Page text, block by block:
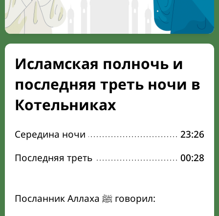
Исламская полночь и
последняя треть ночи в
Котельниках
Середина ночи
23:26
Последняя треть
00:28
Посланник Аллаха ﷺ говорил: